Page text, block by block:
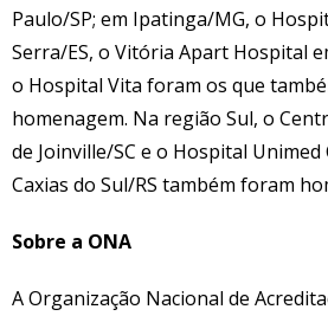
Paulo/SP; em Ipatinga/MG, o
Serra/ES, o Vitória Apart Hospital
o Hospital Vita foram os que
homenagem. Na região Sul, o
de Joinville/SC e o Hospital Unimed
Caxias do Sul/RS também foram
Sobre a ONA
A Organização Nacional de